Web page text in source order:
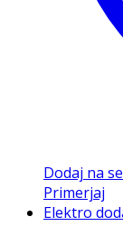
Dodaj na
Primerjaj
Elektro